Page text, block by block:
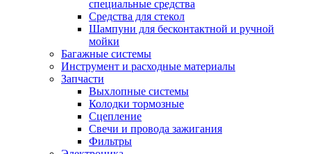
специальные средства
Средства для стекол
Шампуни для бесконтактной и ручной
мойки
Багажные системы
Инструмент и расходные материалы
Запчасти
Выхлопные системы
Колодки тормозные
Сцепление
Свечи и провода зажигания
Фильтры